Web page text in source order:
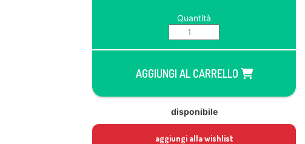
Quantità
AGGIUNGI AL CARRELLO
disponibile
aggiungi alla wishlist